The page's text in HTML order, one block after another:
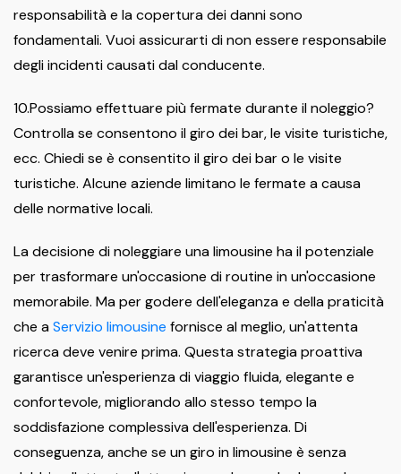
responsabilità e la copertura dei danni sono
fondamentali. Vuoi assicurarti di non essere responsabile
degli incidenti causati dal conducente.
10.Possiamo effettuare più fermate durante il noleggio?
Controlla se consentono il giro dei bar, le visite turistiche,
ecc. Chiedi se è consentito il giro dei bar o le visite
turistiche. Alcune aziende limitano le fermate a causa
delle normative locali.
La decisione di noleggiare una limousine ha il potenziale
per trasformare un'occasione di routine in un'occasione
memorabile. Ma per godere dell'eleganza e della praticità
che aServizio limousine fornisce al meglio, un'attenta
ricerca deve venire prima. Questa strategia proattiva
garantisce un'esperienza di viaggio fluida, elegante e
confortevole, migliorando allo stesso tempo la
soddisfazione complessiva dell'esperienza. Di
conseguenza, anche se un giro in limousine è senza